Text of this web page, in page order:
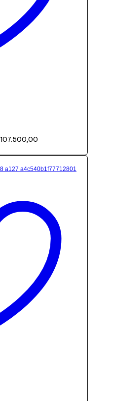
107.500,00de
hasta
$ 107.500,00